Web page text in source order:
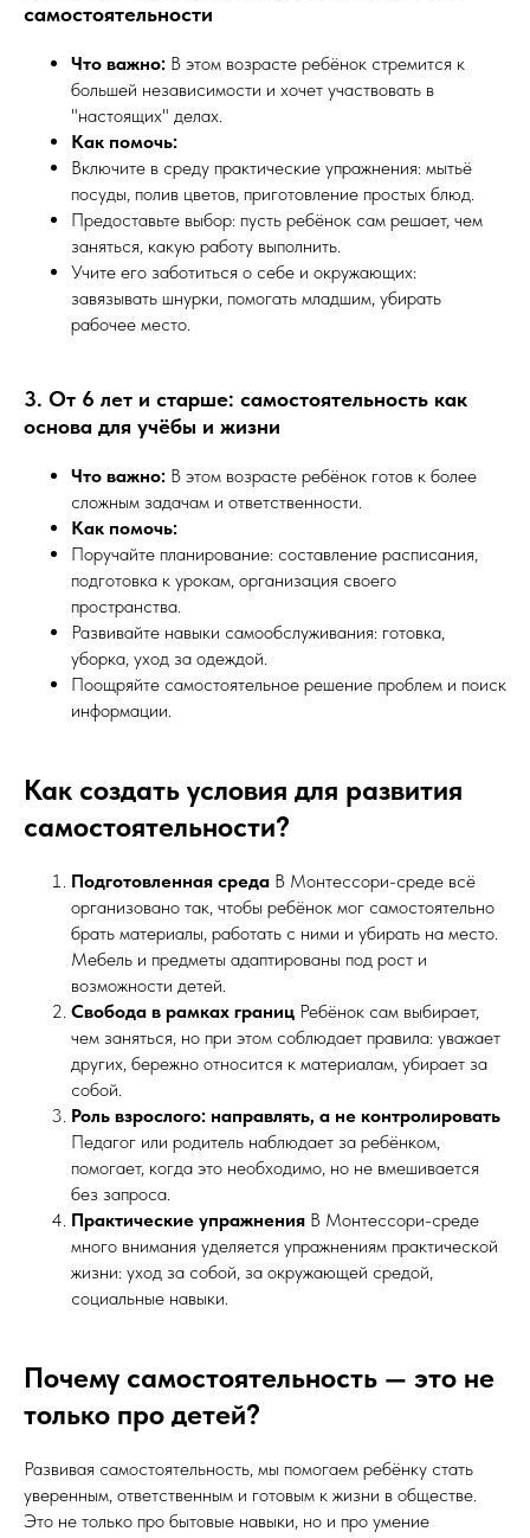
самостоятельности
Что важно: В этом возрасте ребёнок стремится к
большей независимости и хочет участвовать в
"настоящих" делах.
Как помочь:
Включите в среду практические упражнения: мытьё
посуды, полив цветов, приготовление простых блюд.
Предоставьте выбор: пусть ребёнок сам решает, чем
заняться, какую работу выполнить.
Учите его заботиться о себе и окружающих:
завязывать шнурки, помогать младшим, убирать
рабочее место.
3. От 6 лет и старше: самостоятельность как
основа для учёбы и жизни
Что важно: В этом возрасте ребёнок готов к более
сложным задачам и ответственности.
Как помочь:
Поручайте планирование: составление расписания,
подготовка к урокам, организация своего
пространства.
Развивайте навыки самообслуживания: готовка,
уборка, уход за одеждой.
Поощряйте самостоятельное решение проблем и поиск
информации.
Как создать условия для развития
самостоятельности?
Подготовленная среда В Монтессори-среде всё
организовано так, чтобы ребёнок мог самостоятельно
брать материалы, работать с ними и убирать на место.
Мебель и предметы адаптированы под рост и
возможности детей.
Свобода в рамках границ Ребёнок сам выбирает,
чем заняться, но при этом соблюдает правила: уважает
других, бережно относится к материалам, убирает за
собой.
Роль взрослого: направлять, а не контролировать
Педагог или родитель наблюдает за ребёнком,
помогает, когда это необходимо, но не вмешивается
без запроса.
Практические упражнения В Монтессори-среде
много внимания уделяется упражнениям практической
жизни: уход за собой, за окружающей средой,
социальные навыки.
Почему самостоятельность — это не
только про детей?
Развивая самостоятельность, мы помогаем ребёнку стать
уверенным, ответственным и готовым к жизни в обществе.
Это не только про бытовые навыки, но и про умение